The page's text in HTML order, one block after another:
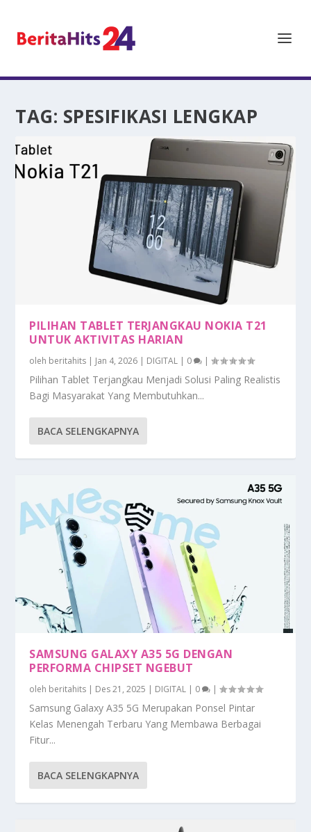
TAG: SPESIFIKASI LENGKAP
PILIHAN TABLET TERJANGKAU NOKIA T21
UNTUK AKTIVITAS HARIAN
oleh beritahits | Jan 4, 2026 | DIGITAL | 0 |
Pilihan Tablet Terjangkau Menjadi Solusi Paling Realistis
Bagi Masyarakat Yang Membutuhkan...
BACA SELENGKAPNYA
SAMSUNG GALAXY A35 5G DENGAN
PERFORMA CHIPSET NGEBUT
oleh beritahits | Des 21, 2025 | DIGITAL | 0 |
Samsung Galaxy A35 5G Merupakan Ponsel Pintar
Kelas Menengah Terbaru Yang Membawa Berbagai
Fitur...
BACA SELENGKAPNYA